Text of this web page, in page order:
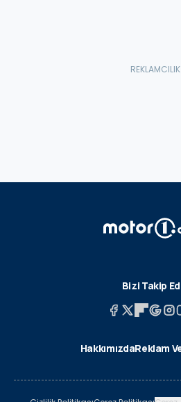
Bizi Takip
HakkımızdaReklam